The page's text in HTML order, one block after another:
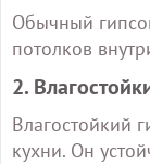
Обычный
потолков
2.
Влагостойкий
кухни. Он